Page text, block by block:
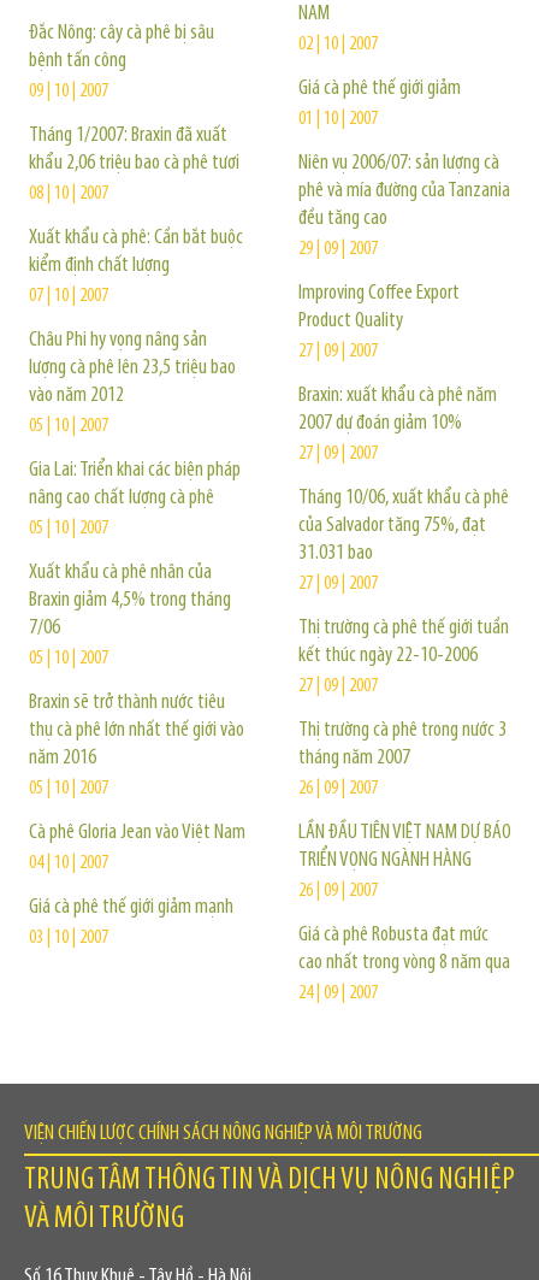
Đắc Nông: cây cà phê bị sâu
bệnh tấn công
09 | 10 | 2007
Tháng 1/2007: Braxin đã xuất
khẩu 2,06 triệu bao cà phê tươi
08 | 10 | 2007
Xuất khẩu cà phê: Cần bắt buộc
kiểm định chất lượng
07 | 10 | 2007
Châu Phi hy vọng nâng sản
lượng cà phê lên 23,5 triệu bao
vào năm 2012
05 | 10 | 2007
Gia Lai: Triển khai các biện pháp
nâng cao chất lượng cà phê
05 | 10 | 2007
Xuất khẩu cà phê nhân của
Braxin giảm 4,5% trong tháng
7/06
05 | 10 | 2007
Braxin sẽ trở thành nước tiêu
thụ cà phê lớn nhất thế giới vào
năm 2016
05 | 10 | 2007
Cà phê Gloria Jean vào Việt Nam
04 | 10 | 2007
Giá cà phê thế giới giảm mạnh
03 | 10 | 2007
NAM
02 | 10 | 2007
Giá cà phê thế giới giảm
01 | 10 | 2007
Niên vụ 2006/07: sản lượng cà
phê và mía đường của Tanzania
đều tăng cao
29 | 09 | 2007
Improving Coffee Export
Product Quality
27 | 09 | 2007
Braxin: xuất khẩu cà phê năm
2007 dự đoán giảm 10%
27 | 09 | 2007
Tháng 10/06, xuất khẩu cà phê
của Salvador tăng 75%, đạt
31.031 bao
27 | 09 | 2007
Thị trường cà phê thế giới tuần
kết thúc ngày 22-10-2006
27 | 09 | 2007
Thị trường cà phê trong nước 3
tháng năm 2007
26 | 09 | 2007
LẦN ĐẦU TIÊN VIỆT NAM DỰ BÁO
TRIỂN VỌNG NGÀNH HÀNG
26 | 09 | 2007
Giá cà phê Robusta đạt mức
cao nhất trong vòng 8 năm qua
24 | 09 | 2007
VIỆN CHIẾN LƯỢC CHÍNH SÁCH NÔNG NGHIỆP VÀ MÔI TRƯỜNG
TRUNG TÂM THÔNG TIN VÀ DỊCH VỤ NÔNG NGHIỆP
VÀ MÔI TRƯỜNG